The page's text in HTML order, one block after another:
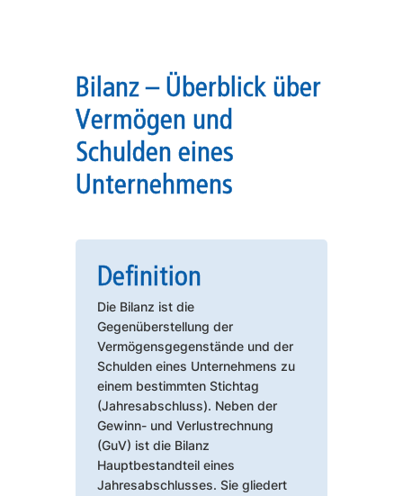
Bilanz – Überblick über
Vermögen und
Schulden eines
Unternehmens
Definition
Die Bilanz ist die
Gegenüberstellung der
Vermögensgegenstände und der
Schulden eines Unternehmens zu
einem bestimmten Stichtag
(Jahresabschluss). Neben der
Gewinn- und Verlustrechnung
(GuV) ist die Bilanz
Hauptbestandteil eines
Jahresabschlusses. Sie gliedert